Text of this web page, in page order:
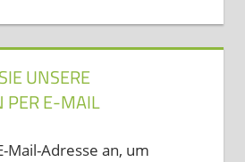
UNSERE
PER E-MAIL
Mail-Adresse an, um